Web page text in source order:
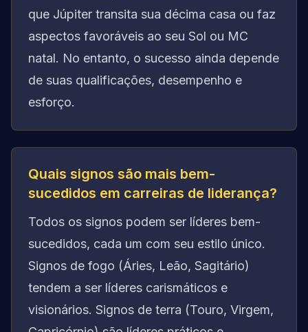
que Júpiter transita sua décima casa ou faz
aspectos favoráveis ao seu Sol ou MC
natal. No entanto, o sucesso ainda depende
de suas qualificações, desempenho e
esforço.
Quais signos são mais bem-
sucedidos em carreiras de liderança?
Todos os signos podem ser líderes bem-
sucedidos, cada um com seu estilo único.
Signos de fogo (Áries, Leão, Sagitário)
tendem a ser líderes carismáticos e
visionários. Signos de terra (Touro, Virgem,